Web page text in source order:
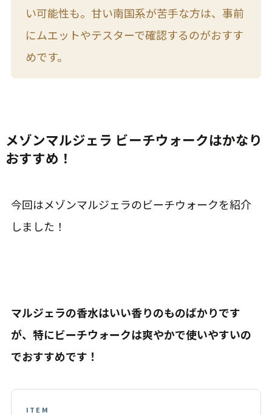
い可能性も。甘い南国系が苦手な方は、事前
にムエットやテスターで確認するのがおすす
めです。
メゾンマルジェラ ビーチウォークはかなり
おすすめ！
今回はメゾンマルジェラのビーチウォークを紹介
しました！
マルジェラの香水はいい香りのものばかりです
が、特にビーチウォークは爽やかで使いやすいの
でおすすめです！
ITEM